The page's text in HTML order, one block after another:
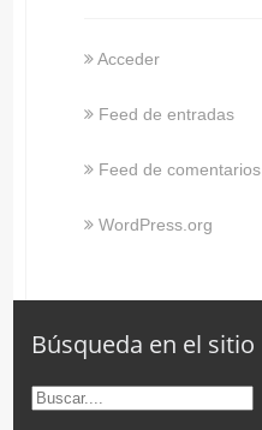
Acceder
Feed de entradas
Feed de comentarios
WordPress.org
Búsqueda en el sitio